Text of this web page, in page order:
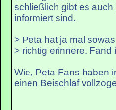
schließlich gibt es
informiert sind.
> Peta hat ja mal
> richtig erinnere. Fand
Wie, Peta-Fans haben
einen Beischlaf